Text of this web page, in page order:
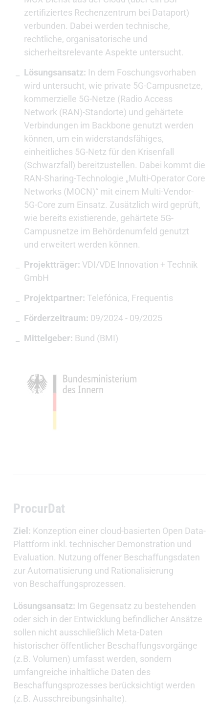
zertifiziertes Rechenzentrum bei Dataport)
verbunden. Dabei werden technische,
rechtliche, organisatorische und
sicherheitsrelevante Aspekte untersucht.
Lösungsansatz: In dem Foschungsvorhaben
wird untersucht, wie private 5G-Campusnetze,
kommerzielle 5G-Netze (Radio Access
Network (RAN)-Standorte) und gehärtete
Verbindungen im Backbone genutzt werden
können, um ein widerstandsfähiges,
einheitliches 5G-Netz für den Krisenfall
(Schwarzfall) bereitzustellen. Dabei kommt die
RAN-Sharing-Technologie „Multi-Operator Core
Networks (MOCN)“ mit einem Multi-Vendor-
5G-Core zum Einsatz. Zusätzlich wird geprüft,
wie bereits existierende, gehärtete 5G-
Campusnetze im Behördenumfeld genutzt
und erweitert werden können.
Projektträger: VDI/VDE Innovation + Technik
GmbH
Projektpartner: Telefónica, Frequentis
Förderzeitraum: 09/2024 - 09/2025
Mittelgeber: Bund (BMI)
ProcurDat
Ziel: Konzeption einer cloud-basierten Open Data-
Plattform inkl. technischer Demonstration und
Evaluation. Nutzung offener Beschaffungsdaten
zur Automatisierung und Rationalisierung
von Beschaffungsprozessen.
Lösungsansatz: Im Gegensatz zu bestehenden
oder sich in der Entwicklung befindlicher Ansätze
sollen nicht ausschließlich Meta-Daten
historischer öffentlicher Beschaffungsvorgänge
(z.B. Volumen) umfasst werden, sondern
umfangreiche inhaltliche Daten des
Beschaffungsprozesses berücksichtigt werden
(z.B. Ausschreibungsinhalte).